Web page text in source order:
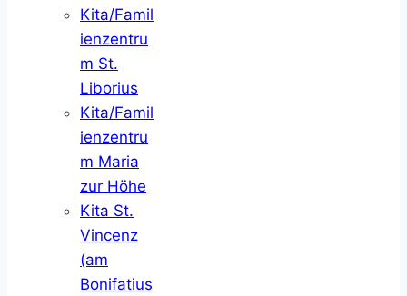
Kita/Famil
ienzentru
m St.
Liborius
Kita/Famil
ienzentru
m Maria
zur Höhe
Kita St.
Vincenz
(am
Bonifatius